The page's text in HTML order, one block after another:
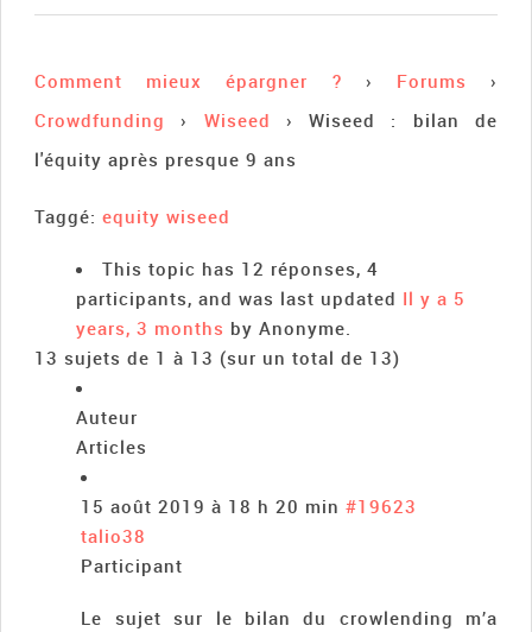
Comment mieux épargner ? › Forums
›
Crowdfunding
› Wiseed ›
Wiseed : bilan de
l'équity après presque 9 ans
Taggé: equity wiseed
This topic has 12 réponses, 4
participants, and was last updated Il y a 5
years, 3 months byAnonyme.
13 sujets de 1 à 13 (sur un total de 13)
Auteur
Articles
15 août 2019 à 18 h 20 min #19623
talio38
Participant
Le sujet sur le bilan du crowlending m’a